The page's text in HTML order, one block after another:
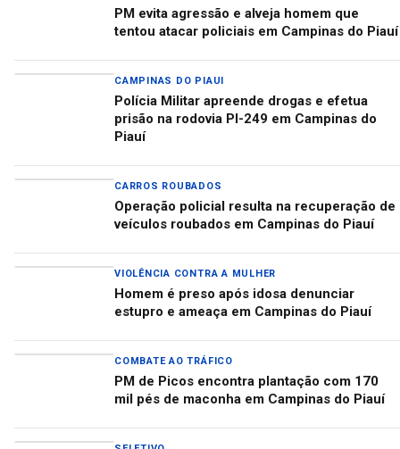
PM evita agressão e alveja homem que
tentou atacar policiais em Campinas do Piauí
CAMPINAS DO PIAUI
Polícia Militar apreende drogas e efetua
prisão na rodovia PI-249 em Campinas do
Piauí
CARROS ROUBADOS
Operação policial resulta na recuperação de
veículos roubados em Campinas do Piauí
VIOLÊNCIA CONTRA A MULHER
Homem é preso após idosa denunciar
estupro e ameaça em Campinas do Piauí
COMBATE AO TRÁFICO
PM de Picos encontra plantação com 170
mil pés de maconha em Campinas do Piauí